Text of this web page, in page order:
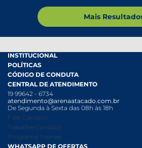
Mais
INSTITUCIONAL
Arena Mais
Fácil Pra Pagar
Ofertas
Folheto
Nossas Lojas
Nossa História
Relatório Transparência Salarial
POLÍTICAS
Termos de uso
Política de Trocas e Devoluções
Política de Privacidade
Política Anticorrupção
Política de entrega e Retirada
Política de Pagamento
CÓDIGO DE CONDUTA
Código de conduta PDF
Canal de Denúncias
Canal de Denúncias da Mulher
CENTRAL DE ATENDIMENTO
19 99642 - 6734
atendimento@arenaatacado.com.br
De Segunda à Sexta das 08h às 18h
Fale Conosco
Trabalhe Conosco
Programa Trainee
WHATSAPP DE OFERTAS